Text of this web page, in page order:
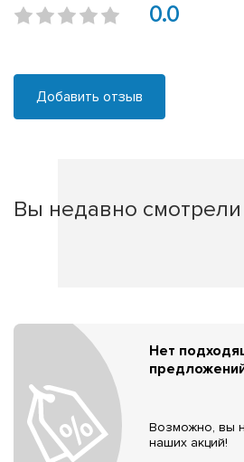
0.0
Добавить отзыв
Вы недавно смотрели
Нет
Возможно, вы
наших акций!